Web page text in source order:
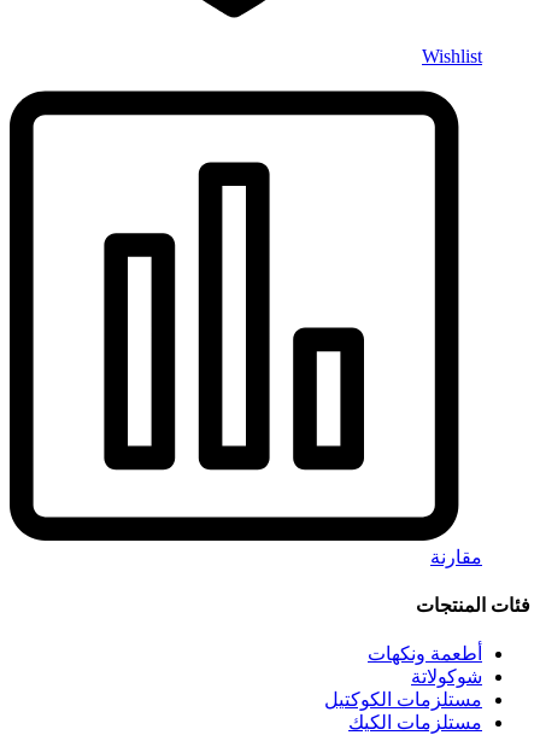
Wishlist
مقارنة
فئات المنتجات
أطعمة ونكهات
شوكولاتة
مستلزمات الكوكتيل
مستلزمات الكيك